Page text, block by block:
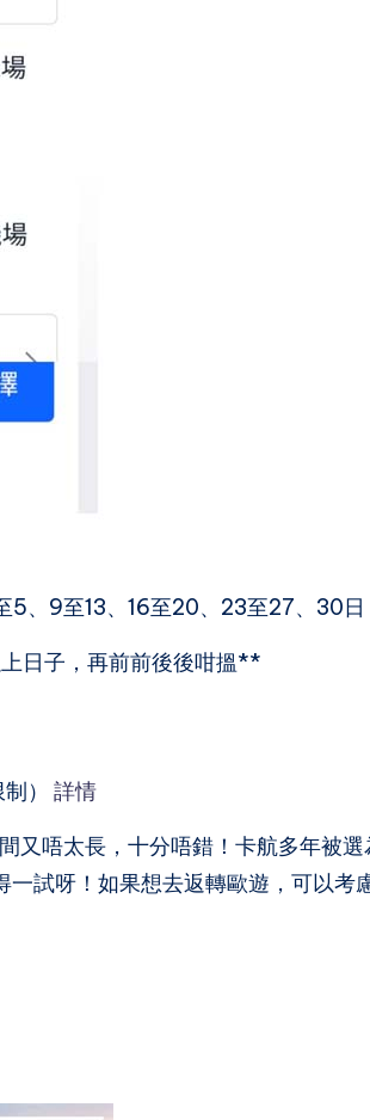
5、9至13、16至20、23至27、30日
日子，再前前後後咁搵**
） 詳情
又唔太長，十分唔錯！卡航多年被選
試呀！如果想去返轉歐遊，可以考